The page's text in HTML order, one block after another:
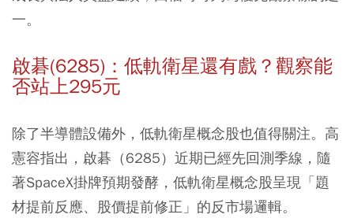
一。
啟碁(6285)：低軌衛星還有戲？觀察能
否站上295元
除了半導體設備外，低軌衛星概念股也值得關注。高
憲容指出， 啟碁（6285） 近期已經先回測季線，隨
著SpaceX掛牌預期發酵，低軌衛星概念股呈現「題
材提前反應、股價提前修正」的反市場邏輯。